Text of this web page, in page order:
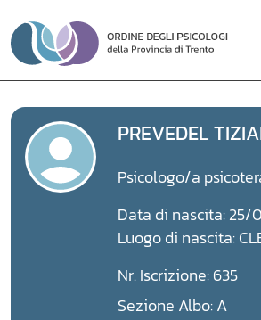
Vai
PREVEDEL
Psicologo/a
Data di nascita: 25/
Luogo di nascita:
Nr. Iscrizione: 635
Sezione Albo: A